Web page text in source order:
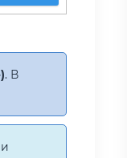
. В